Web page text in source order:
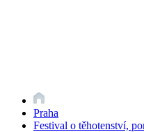
Praha
Festival o těhotenství,